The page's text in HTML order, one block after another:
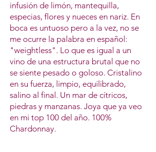
infusión de limón, mantequilla,
especias, flores y nueces en nariz. En
boca es untuoso pero a la vez, no se
me ocurre la palabra en español:
"weightless". Lo que es igual a un
vino de una estructura brutal que no
se siente pesado o goloso. Cristalino
en su fuerza, limpio, equilibrado,
salino al final. Un mar de cítricos,
piedras y manzanas. Joya que ya veo
en mi top 100 del año. 100%
Chardonnay.